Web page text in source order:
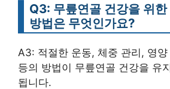
Q3: 무릎연골 건강을 위
방법은 무엇인가요?
A3: 적절한 운동, 체중 관리, 영
등의 방법이 무릎연골 건강을 유
됩니다.